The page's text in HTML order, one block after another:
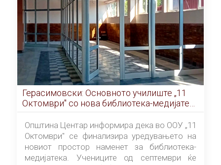
Герасимовски: Основното училиште „11
Октомври" со нова библиотека-медијатека
од септември
Општина Центар информира дека во ООУ „11
Октомври" се финализира уредувањето на
новиот простор наменет за библиотека-
медијатека. Учениците од септември ќе